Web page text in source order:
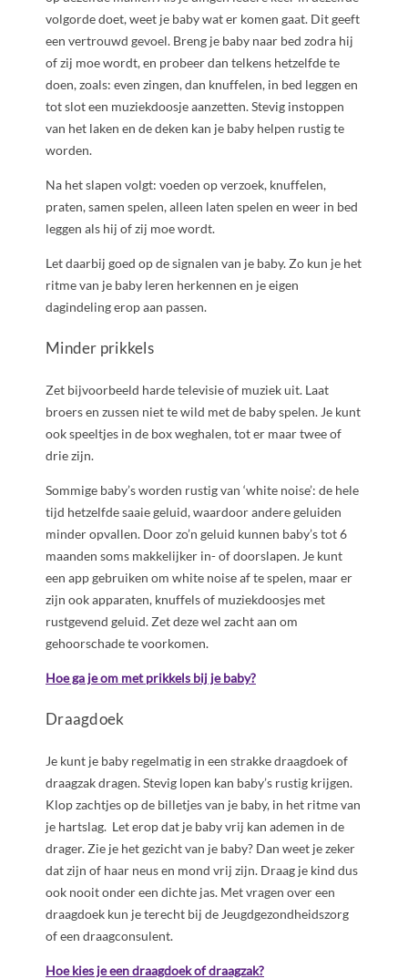
volgorde doet, weet je baby wat er komen gaat. Dit geeft
een vertrouwd gevoel. Breng je baby naar bed zodra hij
of zij moe wordt, en probeer dan telkens hetzelfde te
doen, zoals: even zingen, dan knuffelen, in bed leggen en
tot slot een muziekdoosje aanzetten. Stevig instoppen
van het laken en de deken kan je baby helpen rustig te
worden.
Na het slapen volgt: voeden op verzoek, knuffelen,
praten, samen spelen, alleen laten spelen en weer in bed
leggen als hij of zij moe wordt.
Let daarbij goed op de signalen van je baby. Zo kun je het
ritme van je baby leren herkennen en je eigen
dagindeling erop aan passen.
Minder prikkels
Zet bijvoorbeeld harde televisie of muziek uit. Laat
broers en zussen niet te wild met de baby spelen. Je kunt
ook speeltjes in de box weghalen, tot er maar twee of
drie zijn.
Sommige baby’s worden rustig van ‘white noise’: de hele
tijd hetzelfde saaie geluid, waardoor andere geluiden
minder opvallen. Door zo’n geluid kunnen baby’s tot 6
maanden soms makkelijker in- of doorslapen. Je kunt
een app gebruiken om white noise af te spelen, maar er
zijn ook apparaten, knuffels of muziekdoosjes met
rustgevend geluid. Zet deze wel zacht aan om
gehoorschade te voorkomen.
Hoe ga je om met prikkels bij je baby?
Draagdoek
Je kunt je baby regelmatig in een strakke draagdoek of
draagzak dragen. Stevig lopen kan baby’s rustig krijgen.
Klop zachtjes op de billetjes van je baby, in het ritme van
je hartslag. Let erop dat je baby vrij kan ademen in de
drager. Zie je het gezicht van je baby? Dan weet je zeker
dat zijn of haar neus en mond vrij zijn. Draag je kind dus
ook nooit onder een dichte jas. Met vragen over een
draagdoek kun je terecht bij de Jeugdgezondheidszorg
of een draagconsulent.
Hoe kies je een draagdoek of draagzak?